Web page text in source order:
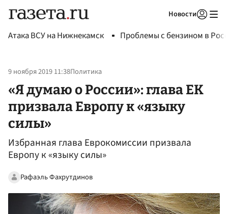
Новости
Атака ВСУ на Нижнекамск Проблемы с бензином в
9 ноября 2019 11:38Политика
«Я думаю о России»: глава ЕК
призвала Европу к «языку
силы»
Избранная глава Еврокомиссии призвала
Европу к «языку силы»
Рафаэль Фахрутдинов